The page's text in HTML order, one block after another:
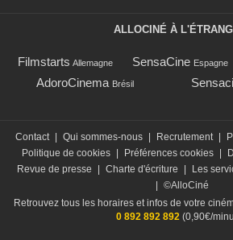
ALLOCINÉ À
Filmstarts Allemagne SensaCine Espagne
AdoroCinema Brésil
Contact Qui sommes-nous Recrutement
Politique de cookies
Préférences cookies
Revue de presse
Charte d'écriture Les
©AlloCiné
Retrouvez tous les horaires et infos de votre
0 892 892 892(0,90€/